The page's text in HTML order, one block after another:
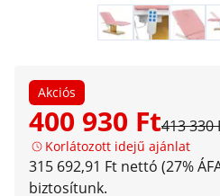
Akciós
400 930 Ft413 330
Korlátozott idejű ajánlat
315 692,91 Ft nettó (27%
biztosítunk.